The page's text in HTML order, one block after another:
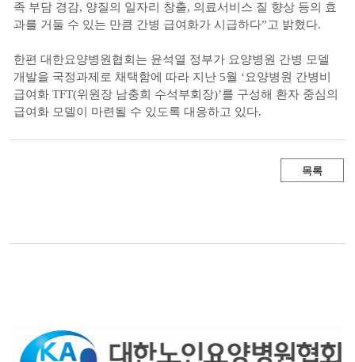
족 부담 경감, 양질의 일자리 창출, 의료서비스 질 향상 등의 효
과를 거둘 수 있는 만큼 간병 급여화가 시급하다”고 밝혔다.
한편 대한요양병원협회는 윤석열 정부가 요양병원 간병 모델
개발을 국정과제로 채택함에 따라 지난 5월 ‘요양병원 간병비
급여화 TFT(위원장 남충희 수석부회장)’를 구성해 환자 중심의
급여화 모델이 마련될 수 있도록 대응하고 있다.
목록